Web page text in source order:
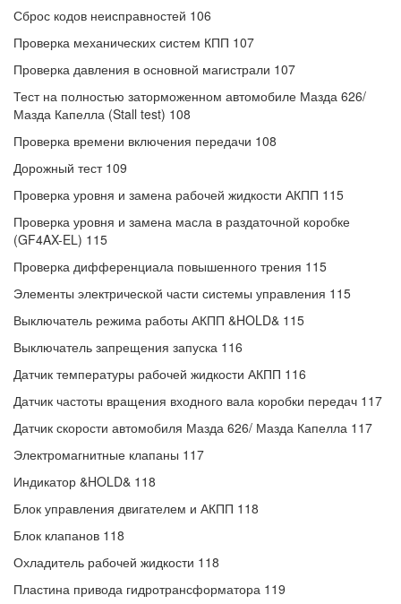
Сброс кодов неисправностей 106
Проверка механических систем КПП 107
Проверка давления в основной магистрали 107
Тест на полностью заторможенном автомобиле Мазда 626/
Мазда Капелла (Stall test) 108
Проверка времени включения передачи 108
Дорожный тест 109
Проверка уровня и замена рабочей жидкости АКПП 115
Проверка уровня и замена масла в раздаточной коробке
(GF4AX-EL) 115
Проверка дифференциала повышенного трения 115
Элементы электрической части системы управления 115
Выключатель режима работы АКПП &HOLD& 115
Выключатель запрещения запуска 116
Датчик температуры рабочей жидкости АКПП 116
Датчик частоты вращения входного вала коробки передач 117
Датчик скорости автомобиля Мазда 626/ Мазда Капелла 117
Электромагнитные клапаны 117
Индикатор &HOLD& 118
Блок управления двигателем и АКПП 118
Блок клапанов 118
Охладитель рабочей жидкости 118
Пластина привода гидротрансформатора 119